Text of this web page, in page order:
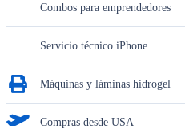
Combos para emprendedores
Servicio técnico iPhone
Máquinas y láminas hidrogel
Compras desde USA